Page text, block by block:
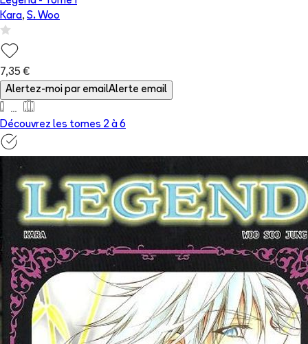
Kara, S. Woo
7,35 €
Alertez-moi par emailAlerte email
Découvrez les tomes 2 à 6